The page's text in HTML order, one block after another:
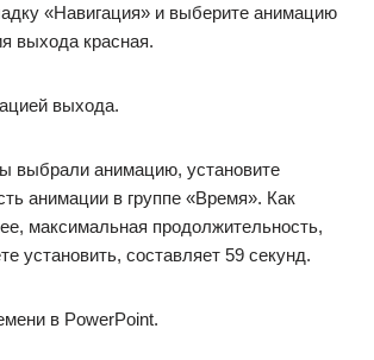
«Навигация» и выберите анимацию
выхода красная.
выбрали анимацию, установите
анимации в группе «Время». Как
максимальная продолжительность,
установить, составляет 59 секунд.